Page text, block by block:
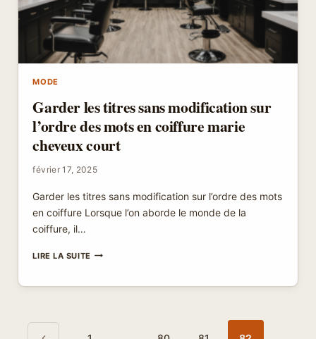
!
MODE
Garder les titres sans modification sur
l’ordre des mots en coiffure marie
cheveux court
février 17, 2025
Garder les titres sans modification sur l’ordre des mots
en coiffure Lorsque l’on aborde le monde de la
coiffure, il…
LIRE LA SUITEGARDER
SANS
Navigation
Page